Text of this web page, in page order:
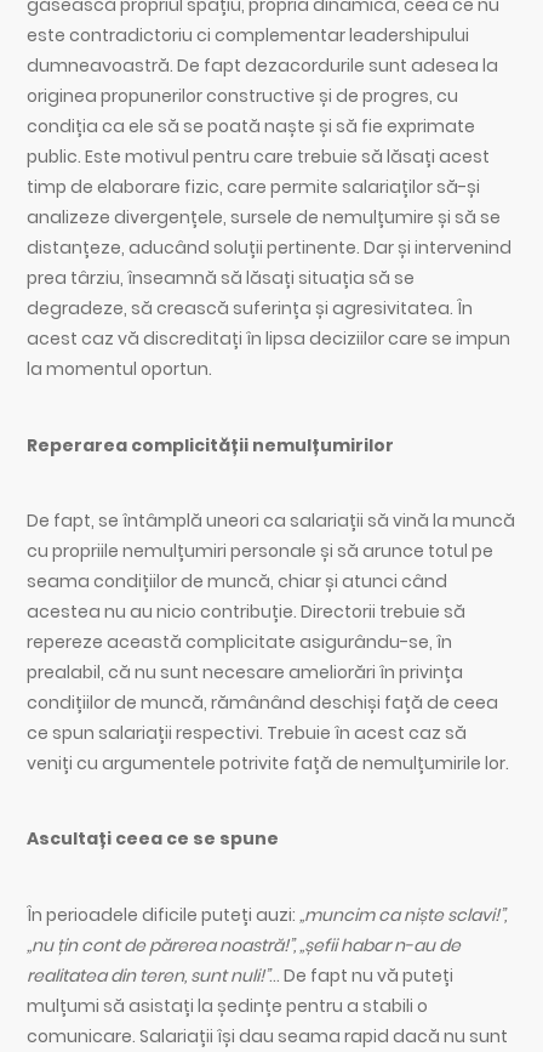
găsească propriul spațiu, propria dinamică, ceea ce nu
este contradictoriu ci complementar leadershipului
dumneavoastră. De fapt dezacordurile sunt adesea la
originea propunerilor constructive și de progres, cu
condiția ca ele să se poată naște și să fie exprimate
public. Este motivul pentru care trebuie să lăsați acest
timp de elaborare fizic, care permite salariaților să-și
analizeze divergențele, sursele de nemulțumire și să se
distanțeze, aducând soluții pertinente. Dar și intervenind
prea târziu, înseamnă să lăsați situația să se
degradeze, să crească suferința și agresivitatea. În
acest caz vă discreditați în lipsa deciziilor care se impun
la momentul oportun.
Reperarea complicității nemulțumirilor
De fapt, se întâmplă uneori ca salariații să vină la muncă
cu propriile nemulțumiri personale și să arunce totul pe
seama condițiilor de muncă, chiar și atunci când
acestea nu au nicio contribuție. Directorii trebuie să
repereze această complicitate asigurându-se, în
prealabil, că nu sunt necesare ameliorări în privința
condițiilor de muncă, rămânând deschiși față de ceea
ce spun salariații respectivi. Trebuie în acest caz să
veniți cu argumentele potrivite față de nemulțumirile lor.
Ascultați ceea ce se spune
În perioadele dificile puteți auzi:„muncim ca niște sclavi!”,
„nu țin cont de părerea noastră!”, „șefii habar n-au de
realitatea din teren, sunt nuli!”… De fapt nu vă puteți
mulțumi să asistați la ședințe pentru a stabili o
comunicare. Salariații își dau seama rapid dacă nu sunt